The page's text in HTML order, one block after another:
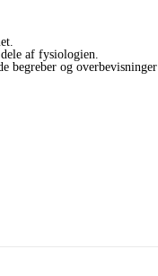
af fysiologien.
begreber og overbevisninger